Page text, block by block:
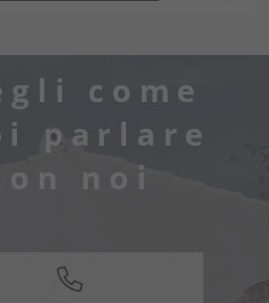
come
parlare
noi